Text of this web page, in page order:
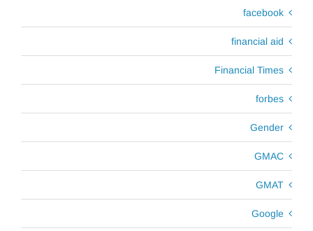
facebook
financial aid
Financial Times
forbes
Gender
GMAC
GMAT
Google